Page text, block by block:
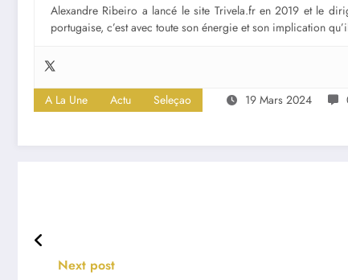
Alexandre Ribeiro a lancé le site Trivela.fr en 2019 et le
portugaise, c’est avec toute son énergie et son implication
A La Une Actu Seleçao 19 Mars 2024
Next post